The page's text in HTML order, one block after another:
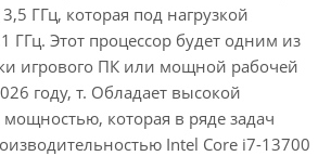
ГГц, которая под нагрузкой
ГГц. Этот процессор будет одним из
игрового ПК или мощной рабочей
году, т. Обладает высокой
которая в ряде задач
Intel Core i7-13700